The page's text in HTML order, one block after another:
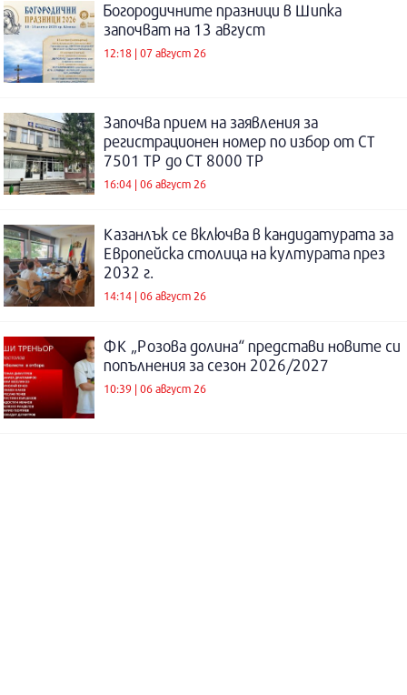
Богородичните празници в Шипка
започват на 13 август
12:18 | 07 август 26
Започва прием на заявления за
регистрационен номер по избор от СТ
7501 ТР до СТ 8000 ТР
16:04 | 06 август 26
Казанлък се включва в кандидатурата за
Европейска столица на културата през
2032 г.
14:14 | 06 август 26
ФК „Розова долина“ представи новите си
попълнения за сезон 2026/2027
10:39 | 06 август 26